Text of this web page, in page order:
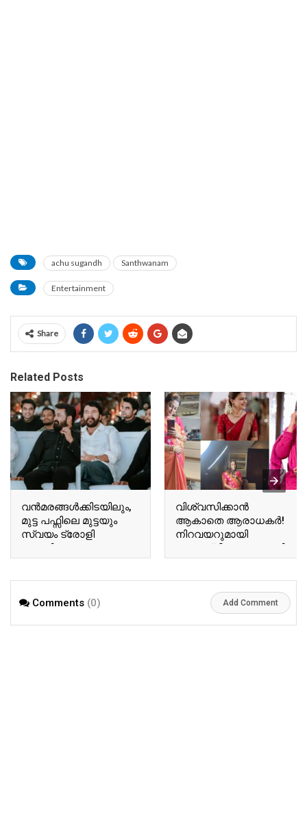
achu sugandh Santhwanam
Entertainment
Share
Related Posts
വന്‍മരങ്ങള്‍ക്കിടയിലും,
മുട്ട പഫ്സിലെ മുട്ടയും
സ്വയം ട്രോളി
ടോവിനോയും!
Viral Photo
വിശ്വസിക്കാൻ
ആകാതെ ആരാധകർ!
നിറവയറുമായി
അനുശ്രീയുടെ പുതിയ
Ausree Viral Photo
Comments (0) Add Comment